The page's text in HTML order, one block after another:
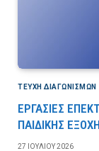
ΤΕΎΧΗ ΔΙΑΓΩΝΙΣΜΏΝ
ΕΡΓΑΣΙΕΣ
ΠΑΙΔΙΚΗΣ
27 ΙΟΥΛΊΟΥ 2026